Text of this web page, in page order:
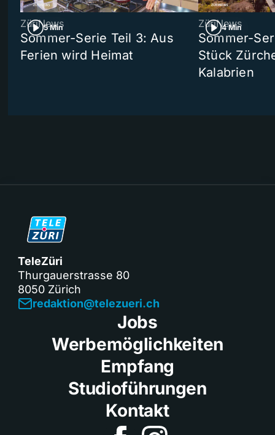
5 Min
ZüriNews
Sommer-Serie Teil 3: Aus
Ferien wird Heimat
4 Min
ZüriNews
Sommer-
Stück
Kalabrien
TeleZüri
Thurgauerstrasse 80
8050 Zürich
redaktion@telezueri.ch
Jobs
Werbemöglichkeiten
Empfang
Studioführungen
Kontakt